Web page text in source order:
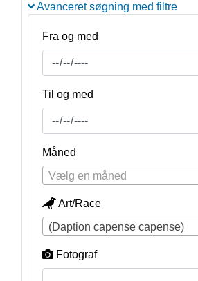
Avanceret søgning med filtre
Fra og med
Til og med
Måned
Vælg en måned
Art/Race
(Daption capense capense)
Fotograf